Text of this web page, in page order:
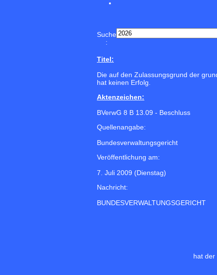
Suche
:
Titel:
Die auf den Zulassungsgrund der
hat keinen Erfolg.
Aktenzeichen:
BVerwG 8 B 13.09 - Beschluss
Quellenangabe:
Bundesverwaltungsgericht
Veröffentlichung am:
7. Juli 2009 (Dienstag)
Nachricht:
BUNDESVERWALTUNGSGERICHT
hat der